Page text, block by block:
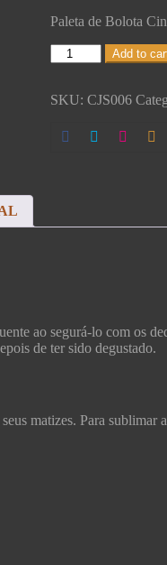
Paleta de Bolota
Add to
SKU:CJS006
ao segurá-lo com os
de ter sido degustado.
matizes. Para